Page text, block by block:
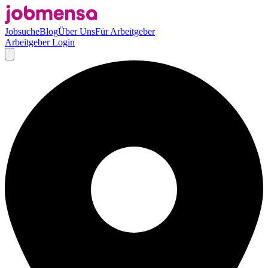
JobsucheBlogÜber UnsFür Arbeitgeber
Arbeitgeber Login